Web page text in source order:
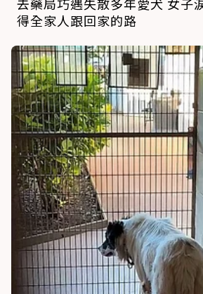
去藥局巧遇失散多年愛犬 女子
得全家人跟回家的路